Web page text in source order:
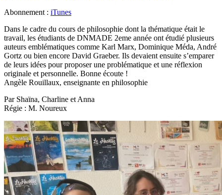
Abonnement : iTunes
Dans le cadre du cours de philosophie dont la thématique était le
travail, les étudiants de DNMADE 2eme année ont étudié plusieurs
auteurs emblématiques comme Karl Marx, Dominique Méda, André
Gortz ou bien encore David Graeber. Ils devaient ensuite s’emparer
de leurs idées pour proposer une problématique et une réflexion
originale et personnelle. Bonne écoute !
Angèle Rouillaux, enseignante en philosophie
Par Shaïna, Charline et Anna
Régie : M. Noureux